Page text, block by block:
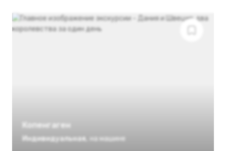
Копенгаген
Индивидуальная на машине